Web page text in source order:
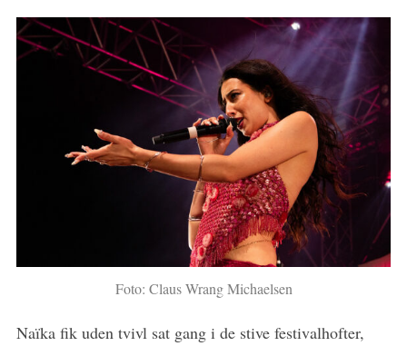
Foto: Claus Wrang Michaelsen
Naïka fik uden tvivl sat gang i de stive festivalhofter,